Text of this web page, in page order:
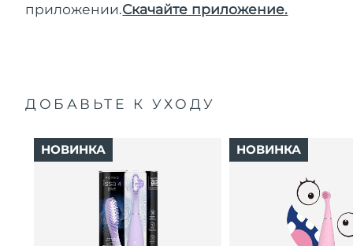
приложении.Скачайте приложение.
ДОБАВЬТЕ К УХОДУ
НОВИНКА НОВИНКА